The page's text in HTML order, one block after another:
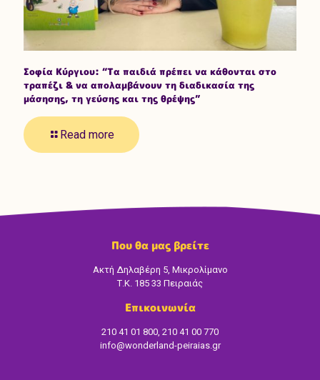
Σοφία Κύργιου: “Τα παιδιά πρέπει να κάθονται στο
τραπέζι & να απολαμβάνουν τη διαδικασία της
μάσησης, τη γεύσης και της θρέψης”
Read more
Που θα μας βρείτε
Ακτή Δηλαβέρη 5, Μικρολίμανο
Τ.Κ. 185 33 Πειραιάς
Επικοινωνία
210 41 01 800, 210 41 00 770
info@wonderland-peiraias.gr